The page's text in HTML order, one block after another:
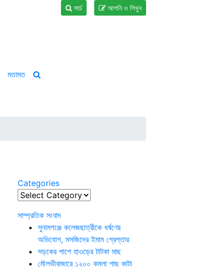
আপনি ও লিখুন
সার্চ
মতামত
Categories
Categories
সাম্প্রতিক সংবাদ
সুনামগঞ্জে কলেজছাত্রীকে ধর্ষণের
অভিযোগ, মসজিদের ইমাম গ্রেপ্তার
সড়কের পাশে হাওড়ের টাটকা মাছ
মৌলভীবাজারে ১২০০ কমলা গাছ কাটা